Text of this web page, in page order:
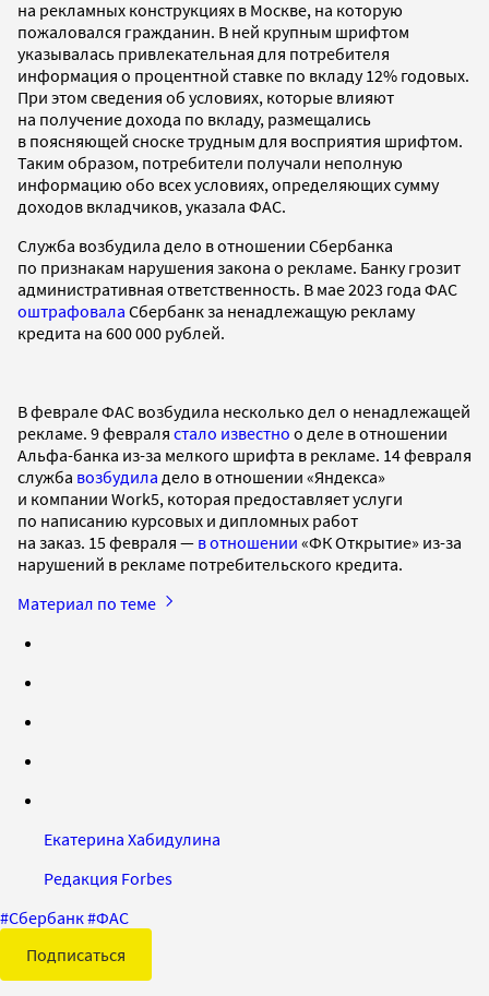
на рекламных конструкциях в Москве, на которую
пожаловался гражданин. В ней крупным шрифтом
указывалась привлекательная для потребителя
информация о процентной ставке по вкладу 12% годовых.
При этом сведения об условиях, которые влияют
на получение дохода по вкладу, размещались
в поясняющей сноске трудным для восприятия шрифтом.
Таким образом, потребители получали неполную
информацию обо всех условиях, определяющих сумму
доходов вкладчиков, указала ФАС.
Служба возбудила дело в отношении Сбербанка
по признакам нарушения закона о рекламе. Банку грозит
административная ответственность. В мае 2023 года ФАС
оштрафовала Сбербанк за ненадлежащую рекламу
кредита на 600 000 рублей.
В феврале ФАС возбудила несколько дел о ненадлежащей
рекламе. 9 февраля стало известно о деле в отношении
Альфа-банка из-за мелкого шрифта в рекламе. 14 февраля
служба возбудила дело в отношении «Яндекса»
и компании Work5, которая предоставляет услуги
по написанию курсовых и дипломных работ
на заказ. 15 февраля — в отношении «ФК Открытие» из-за
нарушений в рекламе потребительского кредита.
Материал по теме
Екатерина Хабидулина
Редакция Forbes
#Сбербанк#ФАС
Подписаться